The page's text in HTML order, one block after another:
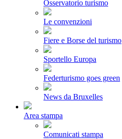
Osservatorio turismo
Le convenzioni
Fiere e Borse del turismo
Sportello Europa
Federturismo goes green
News da Bruxelles
Area stampa
Comunicati stampa